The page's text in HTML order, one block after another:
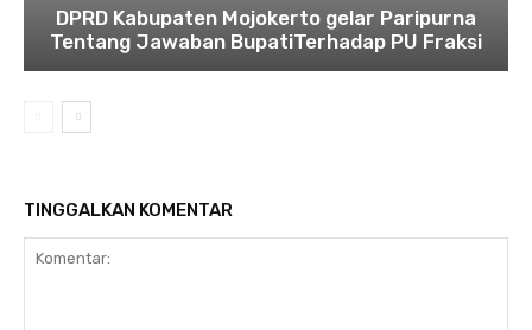
DPRD Kabupaten Mojokerto gelar Paripurna
Tentang Jawaban BupatiTerhadap PU Fraksi
TINGGALKAN KOMENTAR